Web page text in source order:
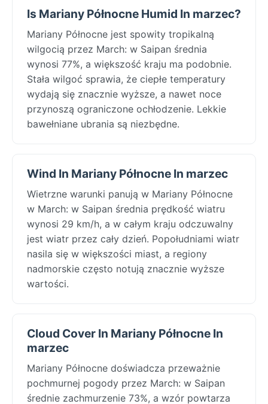
Is Mariany Północne Humid In marzec?
Mariany Północne jest spowity tropikalną
wilgocią przez March: w Saipan średnia
wynosi 77%, a większość kraju ma podobnie.
Stała wilgoć sprawia, że ciepłe temperatury
wydają się znacznie wyższe, a nawet noce
przynoszą ograniczone ochłodzenie. Lekkie
bawełniane ubrania są niezbędne.
Wind In Mariany Północne In marzec
Wietrzne warunki panują w Mariany Północne
w March: w Saipan średnia prędkość wiatru
wynosi 29 km/h, a w całym kraju odczuwalny
jest wiatr przez cały dzień. Popołudniami wiatr
nasila się w większości miast, a regiony
nadmorskie często notują znacznie wyższe
wartości.
Cloud Cover In Mariany Północne In
marzec
Mariany Północne doświadcza przeważnie
pochmurnej pogody przez March: w Saipan
średnie zachmurzenie 73%, a wzór powtarza